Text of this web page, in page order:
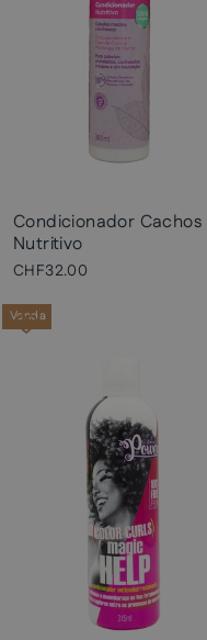
Condicionador Cachos
Nutritivo
CHF32.00
Venda